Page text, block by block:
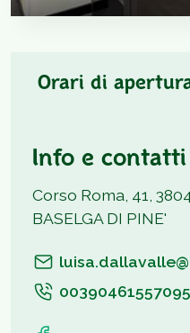
Orari di
Info e contatti
Corso Roma, 41,
BASELGA DI PINE'
00390461557095